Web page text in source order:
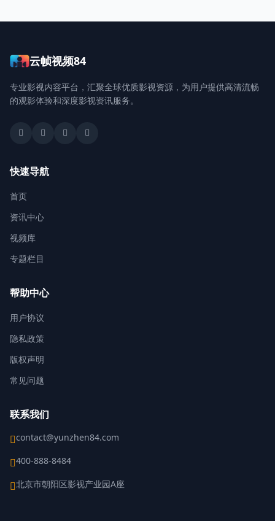
云帧视频84
专业影视内容平台，汇聚全球优质影视资源，为用户提供高清流畅
的观影体验和深度影视资讯服务。
快速导航
首页
资讯中心
视频库
专题栏目
帮助中心
用户协议
隐私政策
版权声明
常见问题
联系我们
contact@yunzhen84.com
400-888-8484
北京市朝阳区影视产业园A座